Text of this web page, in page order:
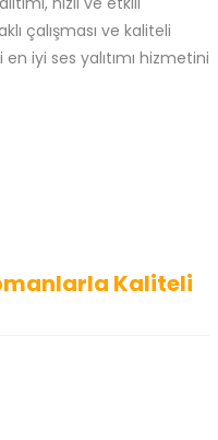
çalışması ve kaliteli
iyi ses yalıtımı hizmetini
Kaliteli